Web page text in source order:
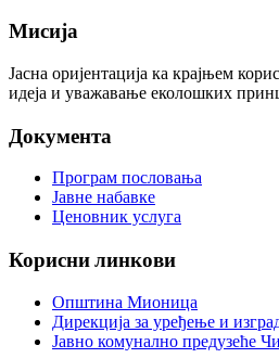
Мисија
Јасна оријентација ка крајњем
идеја и уважавање еколошких
Документа
Програм пословања
Јавне набавке
Ценовник услуга
Корисни линкови
Општина Мионица
Дирекција за уређење и
Јавно комунално предузеће